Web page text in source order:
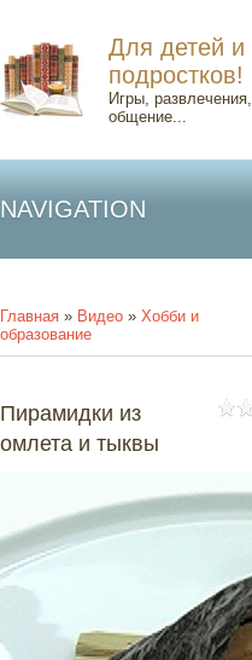
Для детей и
подростков!
Игры, развлечения,
общение...
NAVIGATION
Главная » Видео » Хобби и
образование
Пирамидки из
омлета и тыквы